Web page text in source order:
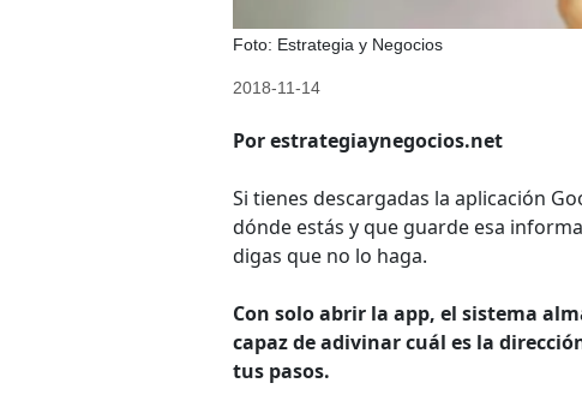
Foto: Estrategia y Negocios
2018-11-14
Por estrategiaynegocios.net
Si tienes descargadas la aplicación
dónde estás y que guarde esa
digas que no lo haga.
Con solo abrir la app, el sistema
capaz de adivinar cuál es la
tus pasos.